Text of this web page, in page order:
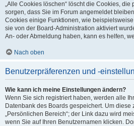
„Alle Cookies löschen“ löscht die Cookies,
sorgen, dass Sie im Forum angemeldet
Cookies einige Funktionen, wie beispielsweise
sie von der Board-Administration aktiviert
An- oder Abmeldung haben, kann es helfen,
Nach oben
Benutzerpräferenzen und -
Wie kann ich meine Einstellungen ändern?
Wenn Sie sich registriert haben, werden alle
Datenbank des Boards gespeichert. Um
„Persönlichen Bereich“; der Link dazu wird
wenn Sie auf Ihren Benutzernamen klicken.